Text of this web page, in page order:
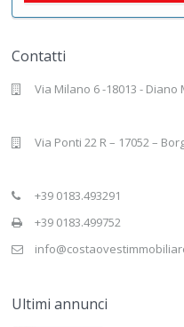
Contatti
Via Milano 6 -18013 - Diano
Via Ponti 22 R – 17052 –
+39 0183.493291
+39 0183.499752
Ultimi annunci